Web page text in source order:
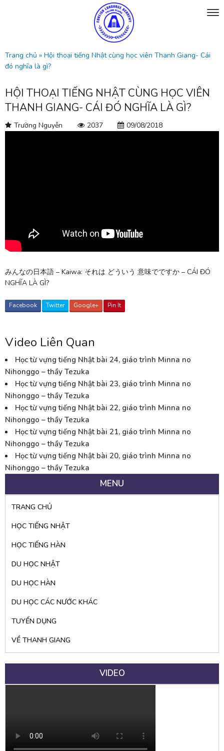
Trang chủ » Hội thoại tiếng Nhật cùng học viên Thanh Giang- Cái
đó nghĩa là gì?
HỘI THOẠI TIẾNG NHẬT CÙNG HỌC VIÊN
THANH GIANG- CÁI ĐÓ NGHĨA LÀ GÌ?
Trường Nguyễn 2037 09/08/2018
みんなの日本語 – Kaiwa: それは どういう 意味でですか – CÁI ĐÓ
NGHĨA LÀ GÌ?
Facebook Twitter Google+ Pin It
Video Liên Quan
Học từ vựng tiếng Nhật bài 24, giáo trình Minna no
Nihonggo – thầy Tezuka
Học từ vựng tiếng Nhật bài 23, giáo trình Minna no
Nihonggo – thầy Tezuka
Học từ vựng tiếng Nhật bài 22, giáo trình Minna no
Nihonggo – thầy Tezuka
Học từ vựng tiếng Nhật bài 21, giáo trình Minna no
Nihonggo – thầy Tezuka
Học từ vựng tiếng Nhật bài 20, giáo trình Minna no
Nihonggo – thầy Tezuka
MENU
TRANG CHỦ
HỌC TIẾNG NHẬT
HỌC TIẾNG HÀN
DU HỌC NHẬT
DU HỌC HÀN
DU HỌC CÁC NƯỚC KHÁC
TUYỂN DỤNG
VỀ THANH GIANG
VIDEO